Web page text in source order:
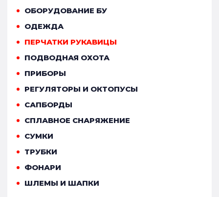
ОБОРУДОВАНИЕ БУ
ОДЕЖДА
ПЕРЧАТКИ РУКАВИЦЫ
ПОДВОДНАЯ ОХОТА
ПРИБОРЫ
РЕГУЛЯТОРЫ И ОКТОПУСЫ
САПБОРДЫ
СПЛАВНОЕ СНАРЯЖЕНИЕ
СУМКИ
ТРУБКИ
ФОНАРИ
ШЛЕМЫ И ШАПКИ